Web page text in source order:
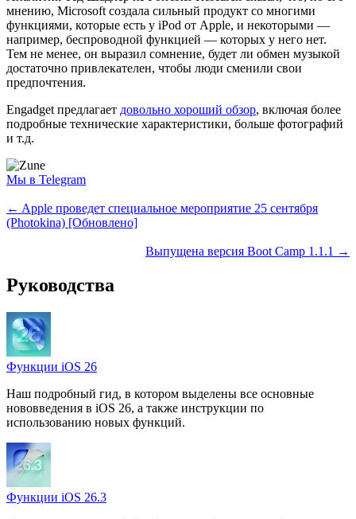
мнению, Microsoft создала сильный продукт со многими
функциями, которые есть у iPod от Apple, и некоторыми —
например, беспроводной функцией — которых у него нет.
Тем не менее, он выразил сомнение, будет ли обмен музыкой
достаточно привлекателен, чтобы люди сменили свои
предпочтения.
Engadget предлагает довольно хороший обзор, включая более
подробные технические характеристики, больше фотографий
и т.д.
Мы в Telegram
← Apple проведет специальное мероприятие 25 сентября
(Photokina) [Обновлено]
Выпущена версия Boot Camp 1.1.1 →
Руководства
Функции iOS 26
Наш подробный гид, в котором выделены все основные
нововведения в iOS 26, а также инструкции по
использованию новых функций.
Функции iOS 26.3